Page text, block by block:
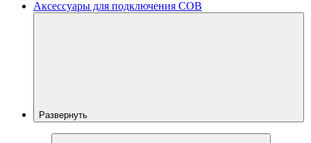
Аксессуары для подключения COB
Развернуть